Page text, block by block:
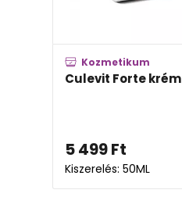
Kozmetikum
Culevit Forte krém
5 499Ft
Kiszerelés: 50ML